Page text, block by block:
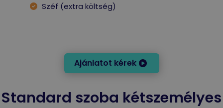
Széf (extra költség)
Ajánlatot kérek
Standard szoba kétszemélyes